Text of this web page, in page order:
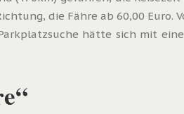
die Fähre ab 60,00
hätte sich mit